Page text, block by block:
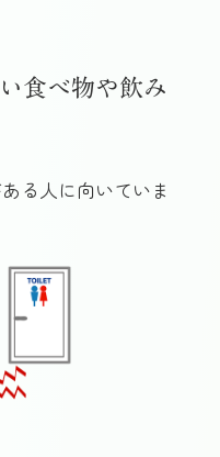
食べ物や飲み
る人に向いていま